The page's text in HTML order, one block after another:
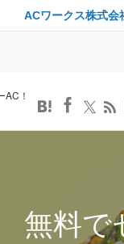
ACワークス株式会
AC！
無料で